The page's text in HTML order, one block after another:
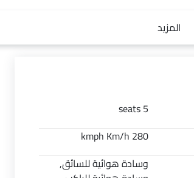
المزيد
5 seats
280 kmph Km/h
وسادة هوائية للسائق,